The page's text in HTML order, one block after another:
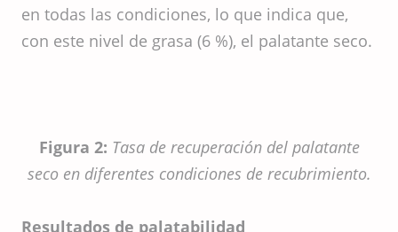
en todas las condiciones, lo que indica que,
con este nivel de grasa (6 %), el palatante seco.
Figura 2: Tasa de recuperación del palatante
seco en diferentes condiciones de recubrimiento.
Resultados de palatabilidad